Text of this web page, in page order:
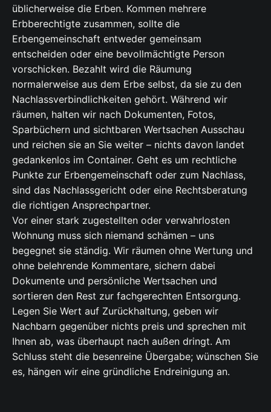
üblicherweise die Erben. Kommen mehrere
Erbberechtigte zusammen, sollte die
Erbengemeinschaft entweder gemeinsam
entscheiden oder eine bevollmächtigte Person
vorschicken. Bezahlt wird die Räumung
normalerweise aus dem Erbe selbst, da sie zu den
Nachlassverbindlichkeiten gehört. Während wir
räumen, halten wir nach Dokumenten, Fotos,
Sparbüchern und sichtbaren Wertsachen Ausschau
und reichen sie an Sie weiter – nichts davon landet
gedankenlos im Container. Geht es um rechtliche
Punkte zur Erbengemeinschaft oder zum Nachlass,
sind das Nachlassgericht oder eine Rechtsberatung
die richtigen Ansprechpartner.
Vor einer stark zugestellten oder verwahrlosten
Wohnung muss sich niemand schämen – uns
begegnet sie ständig. Wir räumen ohne Wertung und
ohne belehrende Kommentare, sichern dabei
Dokumente und persönliche Wertsachen und
sortieren den Rest zur fachgerechten Entsorgung.
Legen Sie Wert auf Zurückhaltung, geben wir
Nachbarn gegenüber nichts preis und sprechen mit
Ihnen ab, was überhaupt nach außen dringt. Am
Schluss steht die besenreine Übergabe; wünschen Sie
es, hängen wir eine gründliche Endreinigung an.